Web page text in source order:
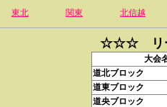
東北 関東 北信越
☆☆☆ リ
大会
道北ブロック
道東ブロック
道央ブロック